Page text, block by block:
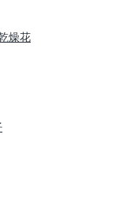
燥花
藝品由人手製作,鮮
顏色的差異, 襯花及
圖片僅作參考